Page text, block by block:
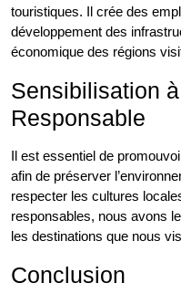
touristiques. Il crée des
développement des
économique des régions
Sensibilisation
Responsable
Il est essentiel de
afin de préserver
respecter les cultures
responsables, nous avons
les destinations que nous
Conclusion